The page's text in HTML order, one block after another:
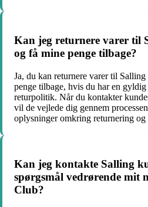
Kan jeg returnere varer til
og få mine penge tilbage?
Ja, du kan returnere varer til
penge tilbage, hvis du har en
returpolitik. Når du kontakter
vil de vejlede dig gennem
oplysninger omkring returnering og
Kan jeg kontakte Salling
spørgsmål vedrørende mit
Club?